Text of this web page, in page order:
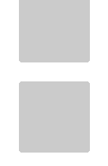
WAHANA